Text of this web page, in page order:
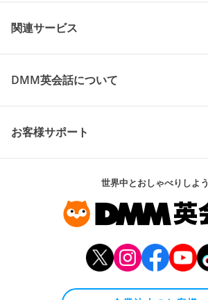
関連サービス
DMM英会話について
お客様サポート
世界中とおしゃべりしよう